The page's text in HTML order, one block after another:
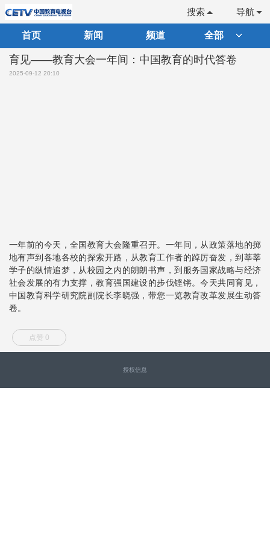
导航
搜索
首页 新闻 频道 全部
育见——教育大会一年间：中国教育的时代答卷
2025-09-12 20:10
一年前的今天，全国教育大会隆重召开。一年间，从政策落地的掷
地有声到各地各校的探索开路，从教育工作者的踔厉奋发，到莘莘
学子的纵情追梦，从校园之内的朗朗书声，到服务国家战略与经济
社会发展的有力支撑，教育强国建设的步伐铿锵。今天共同育见，
中国教育科学研究院副院长李晓强，带您一览教育改革发展生动答
卷。
点赞 0
授权信息